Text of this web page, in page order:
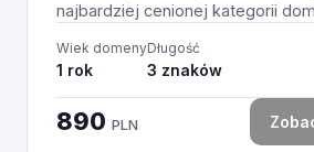
najbardziej cenionej kategorii
Wiek domeny
1 rok
Długość
3 znaków
890 PLN